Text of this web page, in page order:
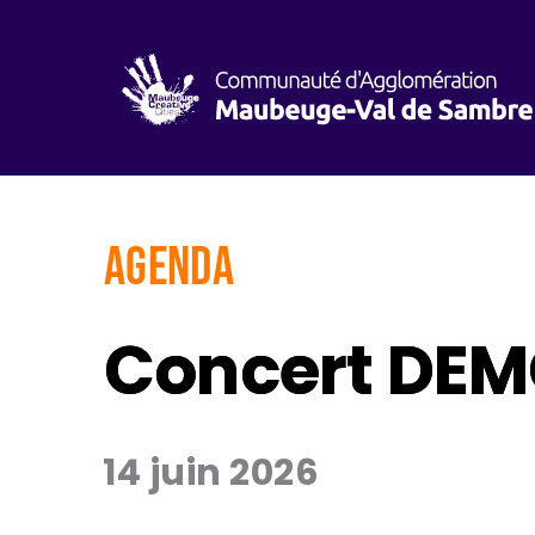
AGENDA
Concert
14 juin 2026